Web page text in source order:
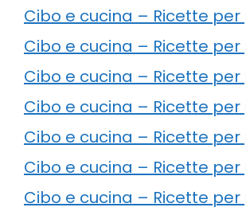
Cibo e cucina – Ricette per
Cibo e cucina – Ricette per
Cibo e cucina – Ricette per
Cibo e cucina – Ricette
Cibo e cucina – Ricette
Cibo e cucina – Ricette per
Cibo e cucina – Ricette